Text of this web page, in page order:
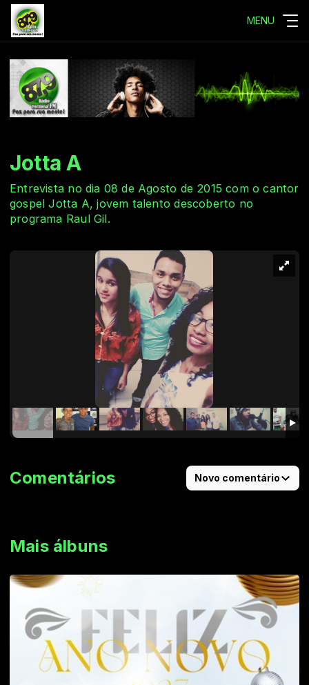
MENU
Jotta A
Entrevista no dia 08 de Agosto de 2015 com o cantor
gospel Jotta A, jovem talento descoberto no
programa Raul Gil.
Mais álbuns
Comentários Novo comentário